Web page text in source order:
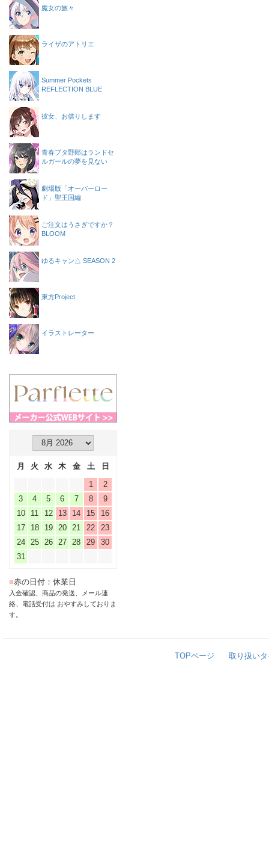
魔女の旅々
ライザのアトリエ
Summer Pockets
REFLECTION BLUE
彼女、お借りします
青春ブタ野郎はランドセ
ルガールの夢を見ない
劇場版「オーバーロー
ド」聖王国編
ご注文はうさぎですか？
BLOOM
ゆるキャン△ SEASON 2
東方Project
イラストレーター
月 火 水 木 金 土
日
1
2
3
4 5 6 7 8
9
10
11 12 13 14 15
16
17
18 19 20 21 22
23
24
25 26 27 28 29
30
31
■赤の日付：休業日
入金確認、商品の発送、メール連
絡、電話受付は おやすみしておりま
す。
TOPページ 取り扱い